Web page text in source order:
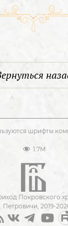
шрифты
1.7M
Покровского
Петровичи, 2019-